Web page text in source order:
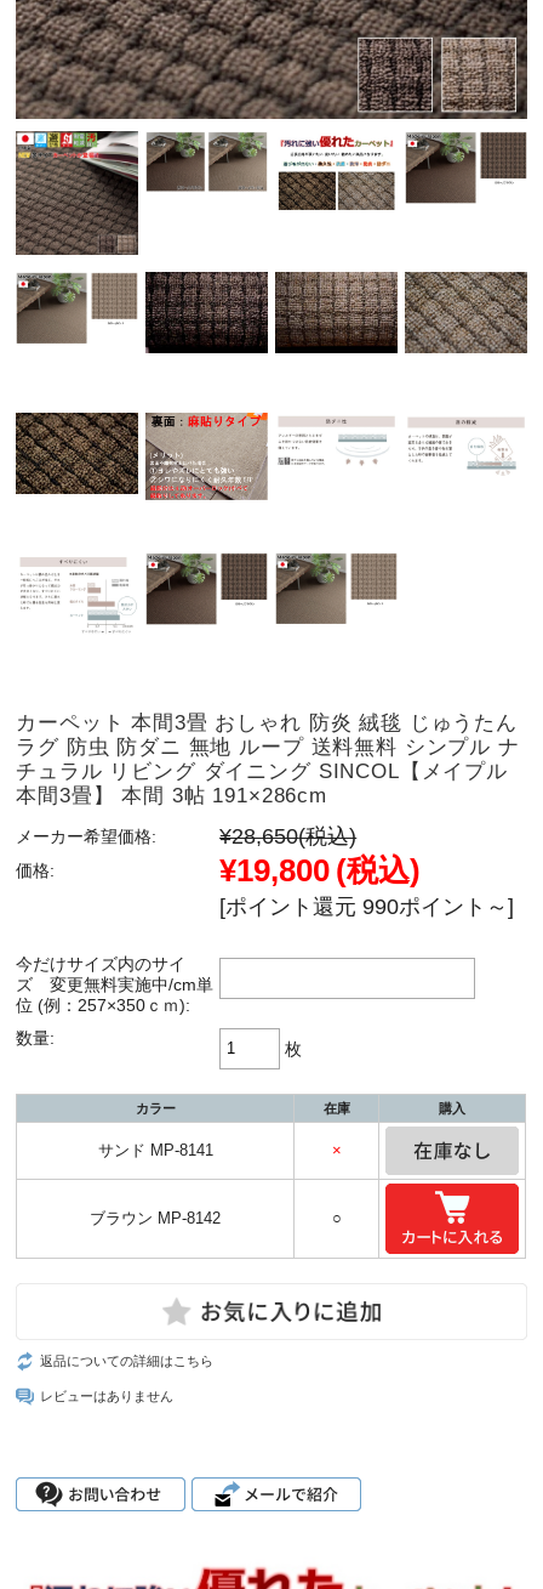
カーペット 本間3畳 おしゃれ 防炎 絨毯 じゅうたん
ラグ 防虫 防ダニ 無地 ループ 送料無料 シンプル ナ
チュラル リビング ダイニング SINCOL【メイプル
本間3畳】 本間 3帖 191×286cm
メーカー希望価格: ¥28,650(税込)
価格: ¥19,800 (税込)
[ポイント還元 990ポイント～]
今だけサイズ内のサイ
ズ 変更無料実施中/cm単
位 (例：257×350ｃｍ):
数量:
枚
カラー 在庫 購入
サンド MP-8141 ×
ブラウン MP-8142 ○
返品についての詳細はこちら
レビューはありません